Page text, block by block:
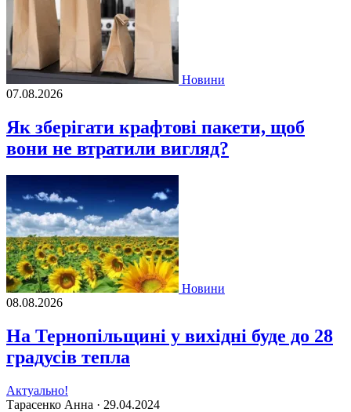
Новини
07.08.2026
Як зберігати крафтові пакети, щоб
вони не втратили вигляд?
Новини
08.08.2026
На Тернопільщині у вихідні буде до 28
градусів тепла
Актуально!
Тарасенко Анна · 29.04.2024